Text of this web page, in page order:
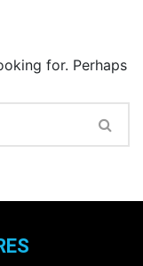
for. Perhaps